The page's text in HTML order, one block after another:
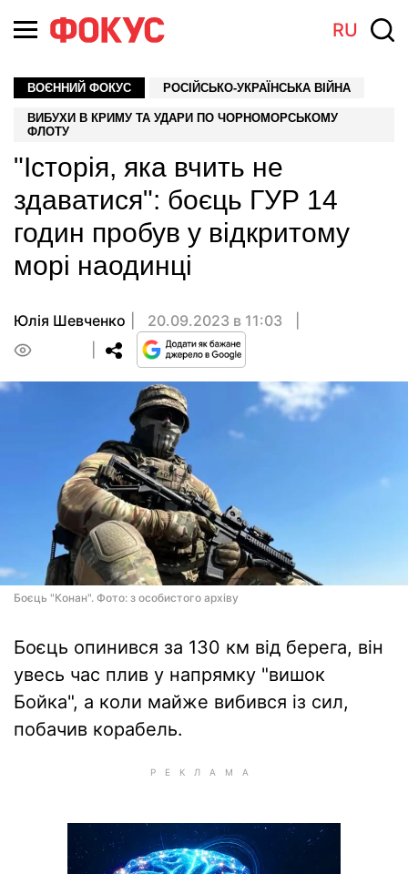
RU
ВОЄННИЙ ФОКУС РОСІЙСЬКО-УКРАЇНСЬКА ВІЙНА
ВИБУХИ В КРИМУ ТА УДАРИ ПО ЧОРНОМОРСЬКОМУ
ФЛОТУ
"Історія, яка вчить не
здаватися": боєць ГУР 14
годин пробув у відкритому
морі наодинці
Юлія Шевченко
20.09.2023 в 11:03
Боєць "Конан". Фото: з особистого архіву
Боєць опинився за 130 км від берега, він
увесь час плив у напрямку "вишок
Бойка", а коли майже вибився із сил,
побачив корабель.